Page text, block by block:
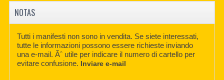
NOTAS
Tutti i manifesti non sono in vendita. Se siete interessati,
tutte le informazioni possono essere richieste inviando
una e-mail. Ãˆ utile per indicare il numero di cartello per
evitare confusione. Inviare e-mail